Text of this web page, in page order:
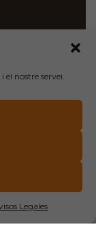
nostre servei.
Legales
6ª